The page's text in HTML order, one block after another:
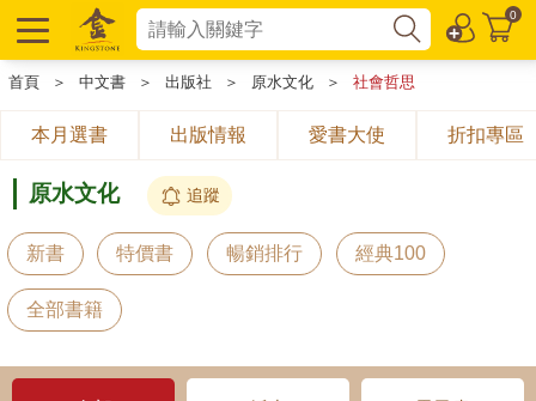
0
首頁 ＞ 中文書 ＞ 出版社 ＞ 原水文化 ＞ 社會哲思
本月選書 出版情報 愛書大使 折扣專區
原水文化 追蹤
新書 特價書 暢銷排行 經典100
全部書籍